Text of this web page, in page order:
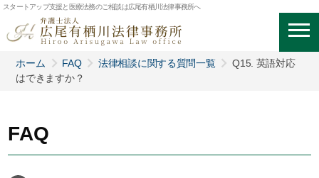
スタートアップ支援と医療法務のご相談は広尾有栖川法律事務所へ
ホーム FAQ 法律相談に関する質問一覧
Q15. 英語対応
はできますか？
FAQ